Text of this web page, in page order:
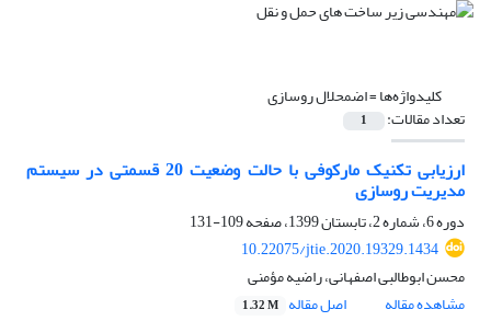
کلیدواژه‌ها =اضمحلال روسازی
تعداد مقالات: 1
ارزیابی تکنیک مارکوفی با حالت وضعیت 20 قسمتی در سیستم
مدیریت روسازی
دوره 6، شماره 2، تابستان 1399، صفحه
109-131
10.22075/jtie.2020.19329.1434
محسن ابوطالبی اصفهانی، راضیه مؤمنی
مشاهده مقاله
اصل مقاله 1.32 M